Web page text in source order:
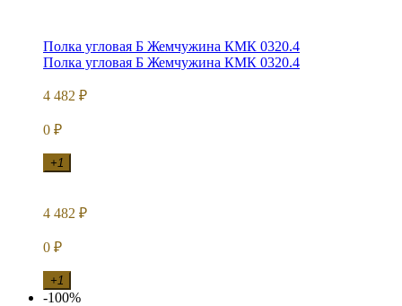
Полка угловая Б Жемчужина КМК 0320.4
Полка угловая Б Жемчужина КМК 0320.4
4 482 ₽
0 ₽
+1
4 482 ₽
0 ₽
+1
-100%